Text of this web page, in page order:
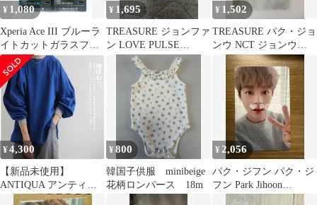
¥ 1,080
Xperia Ace III ブルーラ
イトカットガラスフィ
ルム 2枚セット
¥ 1,695
TREASURE ジョンファ
ン LOVE PULSE
Hellolive shop
¥ 1,502
TREASURE パク・ジョ
ンウ NCT ジョンウ
TREASURE 4th
ANNIVERSARY
MAGAZINE Weverse
¥4,300
【新品未使用】
ANTIQUA アンティカ
コットンプルオーバー
¥800
韓国子供服 minibeige
花柄ロンパース 18m
¥ 2,056
パク・ジフン パク・ジ
フン Park Jihoon
OFFICIAL FANCLUB